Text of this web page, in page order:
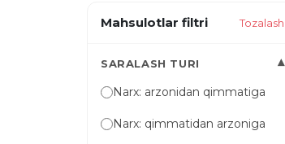
Mahsulotlar filtri Tozalash
SARALASH TURI ▾
Narx: arzonidan qimmatiga
Narx: qimmatidan arzoniga